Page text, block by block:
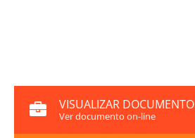
VISUALIZAR DOCUMENTO
Ver documento on-line